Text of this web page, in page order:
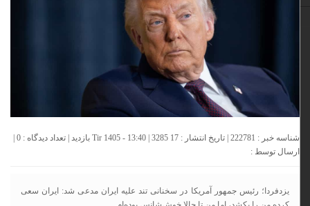
شناسه خبر : 222781 | تاریخ انتشار : 17 Tir 1405 - 13:40 | 3285 بازدید | تعداد دیدگاه : 0
|
ارسال توسط :
یزدفردا؛ رئیس جمهور آمریکا در سخنانی تند علیه ایران مدعی شد: ایران سعی